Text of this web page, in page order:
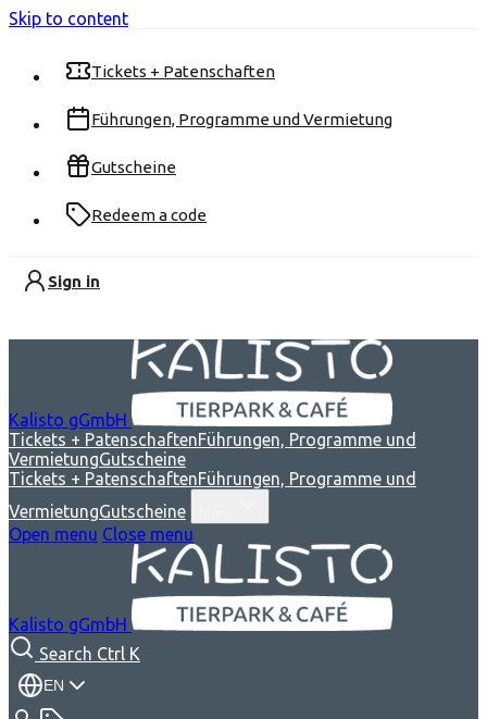
Skip to content
Tickets + Patenschaften
Führungen, Programme und Vermietung
Gutscheine
Redeem a code
Sign in
Kalisto gGmbH
Tickets + PatenschaftenFührungen, Programme und
VermietungGutscheine
Tickets + PatenschaftenFührungen, Programme und
VermietungGutscheine
Open menu Close menu
Kalisto gGmbH
Search Ctrl K
EN